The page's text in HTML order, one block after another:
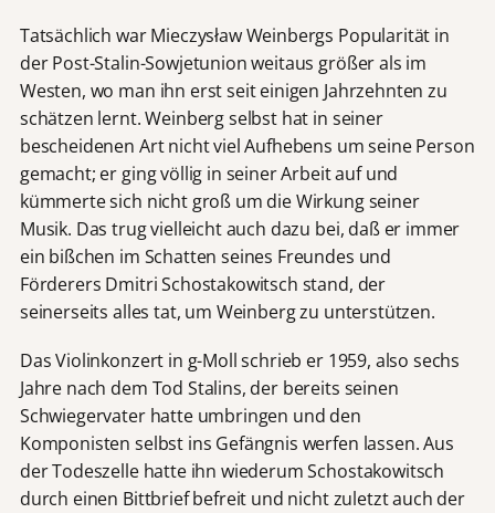
Tatsächlich war Mieczysław Weinbergs Popularität in
der Post-Stalin-Sowjetunion weitaus größer als im
Westen, wo man ihn erst seit einigen Jahrzehnten zu
schätzen lernt. Weinberg selbst hat in seiner
bescheidenen Art nicht viel Aufhebens um seine Person
gemacht; er ging völlig in seiner Arbeit auf und
kümmerte sich nicht groß um die Wirkung seiner
Musik. Das trug vielleicht auch dazu bei, daß er immer
ein bißchen im Schatten seines Freundes und
Förderers Dmitri Schostakowitsch stand, der
seinerseits alles tat, um Weinberg zu unterstützen.
Das Violinkonzert in g-Moll schrieb er 1959, also sechs
Jahre nach dem Tod Stalins, der bereits seinen
Schwiegervater hatte umbringen und den
Komponisten selbst ins Gefängnis werfen lassen. Aus
der Todeszelle hatte ihn wiederum Schostakowitsch
durch einen Bittbrief befreit und nicht zuletzt auch der